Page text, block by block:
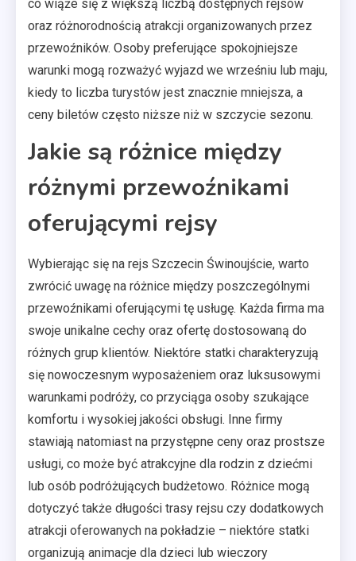
co wiąże się z większą liczbą dostępnych rejsów
oraz różnorodnością atrakcji organizowanych przez
przewoźników. Osoby preferujące spokojniejsze
warunki mogą rozważyć wyjazd we wrześniu lub maju,
kiedy to liczba turystów jest znacznie mniejsza, a
ceny biletów często niższe niż w szczycie sezonu.
Jakie są różnice między
różnymi przewoźnikami
oferującymi rejsy
Wybierając się na rejs Szczecin Świnoujście, warto
zwrócić uwagę na różnice między poszczególnymi
przewoźnikami oferującymi tę usługę. Każda firma ma
swoje unikalne cechy oraz ofertę dostosowaną do
różnych grup klientów. Niektóre statki charakteryzują
się nowoczesnym wyposażeniem oraz luksusowymi
warunkami podróży, co przyciąga osoby szukające
komfortu i wysokiej jakości obsługi. Inne firmy
stawiają natomiast na przystępne ceny oraz prostsze
usługi, co może być atrakcyjne dla rodzin z dziećmi
lub osób podróżujących budżetowo. Różnice mogą
dotyczyć także długości trasy rejsu czy dodatkowych
atrakcji oferowanych na pokładzie – niektóre statki
organizują animacje dla dzieci lub wieczory